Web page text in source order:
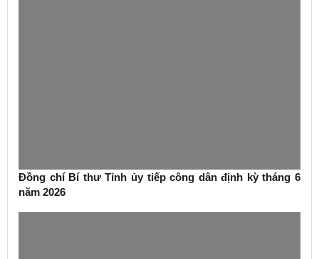
Đồng chí Bí thư Tỉnh ủy tiếp công dân định kỳ tháng 6
năm 2026